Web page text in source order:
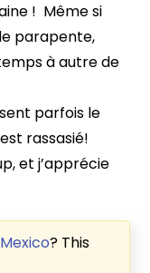
! Même si
parapente,
à autre de
parfois le
rassasié!
et j’apprécie
? This